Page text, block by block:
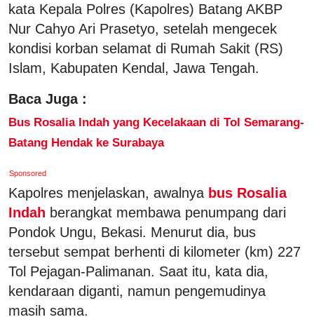
kata Kepala Polres (Kapolres) Batang AKBP
Nur Cahyo Ari Prasetyo, setelah mengecek
kondisi korban selamat di Rumah Sakit (RS)
Islam, Kabupaten Kendal, Jawa Tengah.
Baca Juga :
Bus Rosalia Indah yang Kecelakaan di Tol Semarang-
Batang Hendak ke Surabaya
Sponsored
Kapolres menjelaskan, awalnya bus Rosalia
Indah berangkat membawa penumpang dari
Pondok Ungu, Bekasi. Menurut dia, bus
tersebut sempat berhenti di kilometer (km) 227
Tol Pejagan-Palimanan. Saat itu, kata dia,
kendaraan diganti, namun pengemudinya
masih sama.